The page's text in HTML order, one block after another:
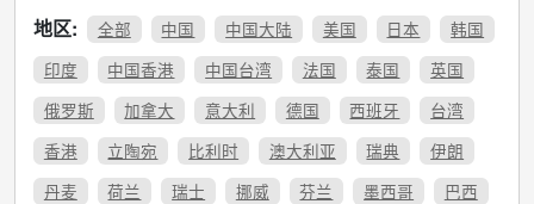
地区: 全部 中国 中国大陆 美国 日本
韩国
印度
中国香港 中国台湾 法国 泰国
英国
俄罗斯
加拿大 意大利 德国 西班牙
台湾
香港
立陶宛 比利时 澳大利亚 瑞典
伊朗
丹麦
荷兰 瑞士 挪威 芬兰 墨西哥
巴西